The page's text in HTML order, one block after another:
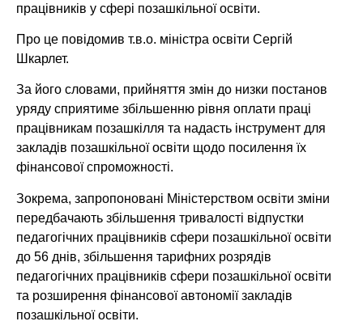
працівників у сфері позашкільної освіти.
Про це повідомив т.в.о. міністра освіти Сергій
Шкарлет.
За його словами, прийняття змін до низки постанов
уряду сприятиме збільшенню рівня оплати праці
працівникам позашкілля та надасть інструмент для
закладів позашкільної освіти щодо посилення їх
фінансової спроможності.
Зокрема, запропоновані Міністерством освіти зміни
передбачають збільшення тривалості відпустки
педагогічних працівників сфери позашкільної освіти
до 56 днів, збільшення тарифних розрядів
педагогічних працівників сфери позашкільної освіти
та розширення фінансової автономії закладів
позашкільної освіти.